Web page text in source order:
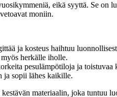
eikä syyttä. Se
moniin.
ja kosteus haihtuu
herkälle iholle.
pesulämpötiloja ja toistuvaa
ja sopii lähes kaikille.
materiaalin, joka tuntuu